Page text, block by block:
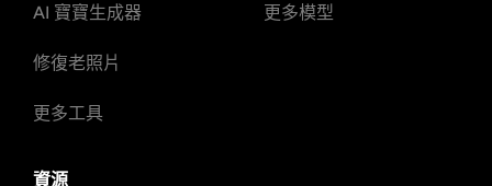
AI 寶寶生成器
修復老照片
更多工具
更多模型
資源